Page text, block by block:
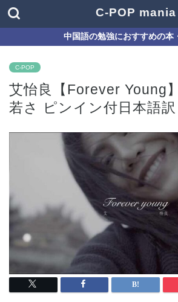
C-POP mania
中国語の勉強におすすめの本
C-POP
艾怡良【Forever Young
若さ ピンイン付日本語訳